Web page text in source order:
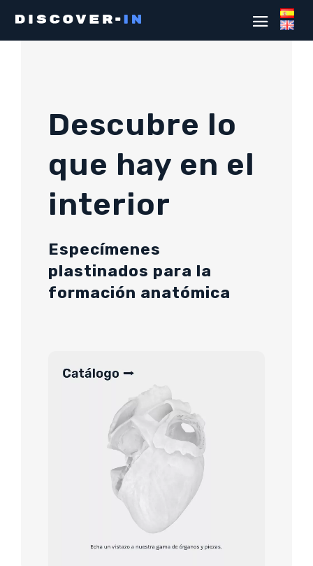
Descubre lo
que hay en el
interior
Especímenes
plastinados para la
formación anatómica